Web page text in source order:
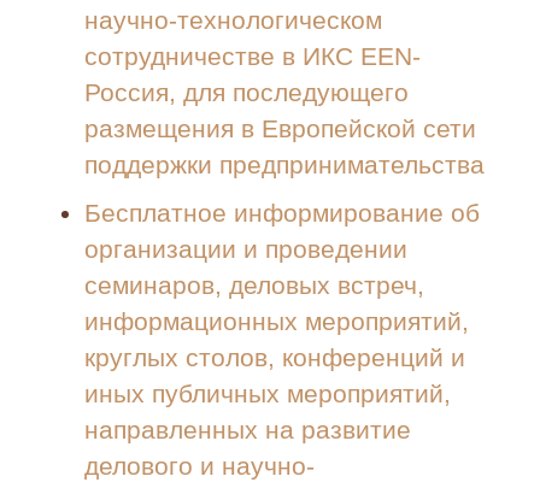
научно-технологическом
сотрудничестве в ИКС EEN-
Россия, для последующего
размещения в Европейской сети
поддержки предпринимательства
Бесплатное информирование об
организации и проведении
семинаров, деловых встреч,
информационных мероприятий,
круглых столов, конференций и
иных публичных мероприятий,
направленных на развитие
делового и научно-